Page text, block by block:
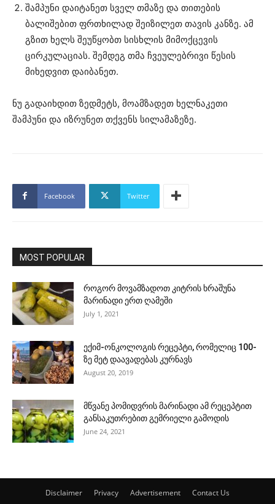
შამპუნი დაიტანეთ სველ თმაზე და თითების
ბალიშებით ფრთხილად შეიზილეთ თავის კანზე. ამ
გზით ხელს შეუწყობთ სისხლის მიმოქცევის
ცირკულაციას. შემდეგ თმა ჩვეულებრივი წესის
მიხედვით დაიბანეთ.
ნუ გადაიხდით ზედმეტს, მოამზადეთ ხელნაკეთი
შამპუნი და იზრუნეთ თქვენს სილამაზეზე.
Facebook Twitter
MOST POPULAR
როგორ მოვამზადოთ კიტრის ხრაშუნა
მარინადი ერთ ღამეში
July 1, 2021
ექიმ-ონკოლოგის რეცეპტი, რომელიც 100-
ზე მეტ დაავადებას კურნავს
August 20, 2019
მწვანე პომიდვრის მარინადი ამ რეცეპტით
განსაკუთრებით გემრიელი გამოდის
June 24, 2021
Disclaimer Privacy Advertisement Contact Us